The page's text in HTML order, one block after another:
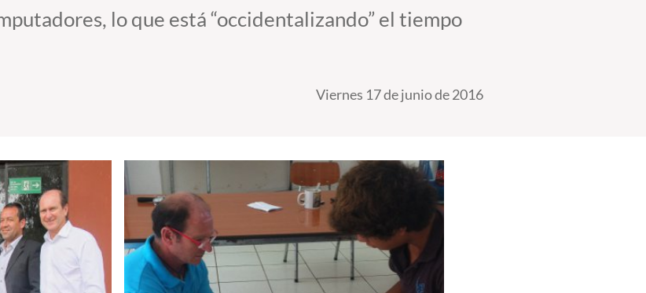
lo que está “occidentalizando” el tiempo
Viernes 17 de junio de 2016